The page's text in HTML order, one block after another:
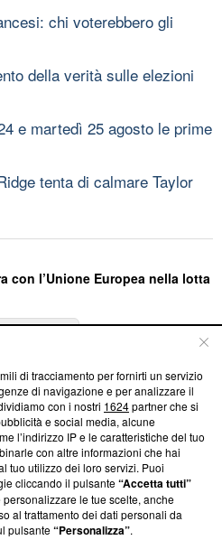
chi voterebbero gli
della verità sulle elezioni
e martedì 25 agosto le prime
tenta di calmare Taylor
con l’Unione Europea nella lotta
trasparenti su Blasting
e su come ci impegniamo a
afferma la nostra aderenza a
Blasting News non è
ma ha richiesto di farne
effettuato una verifica di
di tracciamento per fornirti un servizio
di navigazione e per analizzare il
con i nostri 1624partner che si
e social media, alcune
l’indirizzo IP e le caratteristiche del tuo
con altre informazioni che hai
tuo utilizzo dei loro servizi. Puoi
cliccando il pulsante“Accetta tutti”
le tue scelte, anche
al trattamento dei dati personali da
pulsante“Personalizza”.